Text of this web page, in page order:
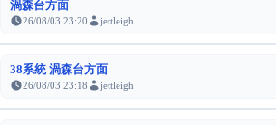
渦森台方面
26/08/03 23:20 jettleigh
38系統 渦森台方面
26/08/03 23:18 jettleigh